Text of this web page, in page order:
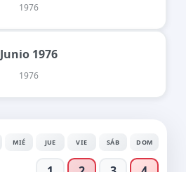
1976
Junio 1976
1976
MIÉ JUE VIE SÁB DOM